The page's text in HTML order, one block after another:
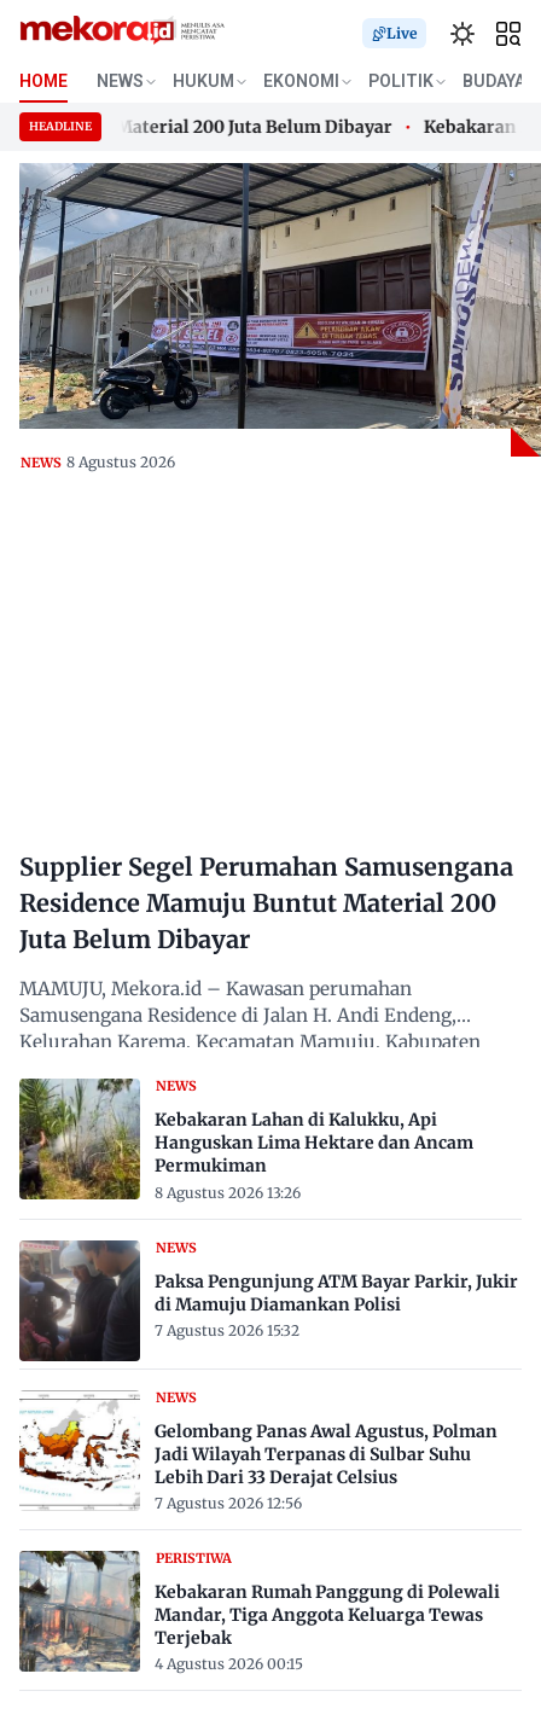
Skip
content
Live
HOME NEWS HUKUM EKONOMI POLITIK BUDAYA
HEADLINE
Buntut Material 200 Juta Belum Dibayar Kebakaran Lahan
Buntut Material 200 Juta Belum Dibayar Kebakaran Lahan
NEWS 8 Agustus 2026
Supplier Segel Perumahan Samusengana
Residence Mamuju Buntut Material 200
Juta Belum Dibayar
MAMUJU, Mekora.id – Kawasan perumahan
Samusengana Residence di Jalan H. Andi Endeng,
Kelurahan Karema, Kecamatan Mamuju, Kabupaten
NEWS
Kebakaran Lahan di Kalukku, Api
Hanguskan Lima Hektare dan Ancam
Permukiman
8 Agustus 2026 13:26
NEWS
Paksa Pengunjung ATM Bayar Parkir, Jukir
di Mamuju Diamankan Polisi
7 Agustus 2026 15:32
NEWS
Gelombang Panas Awal Agustus, Polman
Jadi Wilayah Terpanas di Sulbar Suhu
Lebih Dari 33 Derajat Celsius
7 Agustus 2026 12:56
PERISTIWA
Kebakaran Rumah Panggung di Polewali
Mandar, Tiga Anggota Keluarga Tewas
Terjebak
4 Agustus 2026 00:15